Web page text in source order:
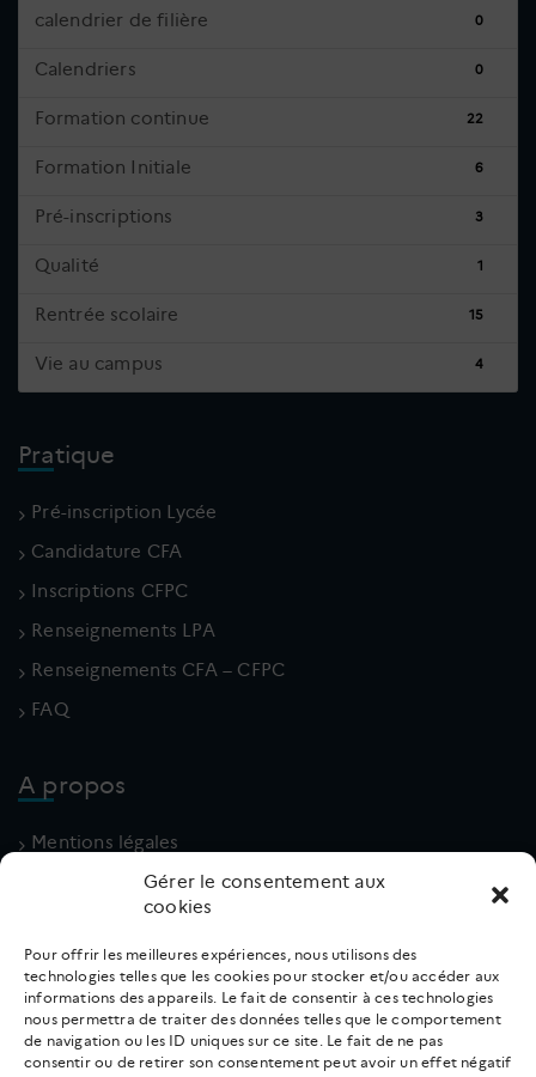
Gérer le consentement aux
cookies
Pour offrir les meilleures expériences, nous utilisons des
technologies telles que les cookies pour stocker et/ou accéder aux
informations des appareils. Le fait de consentir à ces technologies
nous permettra de traiter des données telles que le comportement
de navigation ou les ID uniques sur ce site. Le fait de ne pas
consentir ou de retirer son consentement peut avoir un effet négatif
calendrier de filière 0
Calendriers 0
Formation continue 22
Formation Initiale 6
Pré-inscriptions 3
Qualité 1
Rentrée scolaire 15
Vie au campus 4
Pratique
Pré-inscription Lycée
Candidature CFA
Inscriptions CFPC
Renseignements LPA
Renseignements CFA – CFPC
FAQ
A propos
Mentions légales
Politique de cookies (UE)
Contact
02 31 66 18 10